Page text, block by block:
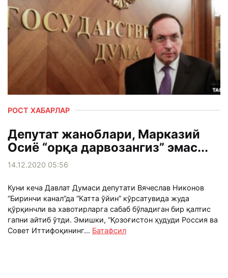
РОСТ ХАБАРЛАР
Депутат жаноблари, Марказий
Осиё “орқа дарвозангиз” эмас...
14.12.2020 05:56
Куни кеча Давлат Думаси депутати Вячеслав Никонов
“Биринчи канал”да “Катта ўйин” кўрсатувида жуда
қўрқинчли ва хавотирларга сабаб бўладиган бир қалтис
гапни айтиб ўтди. Эмишки, “Қозоғистон ҳудуди Россия ва
Совет Иттифоқининг... Батафсил